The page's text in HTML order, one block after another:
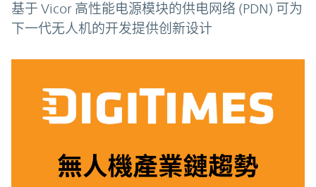
基于 Vicor 高性能电源模块的供电网络 (PDN) 可为
下一代无人机的开发提供创新设计